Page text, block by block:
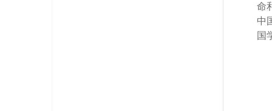
命
中
国